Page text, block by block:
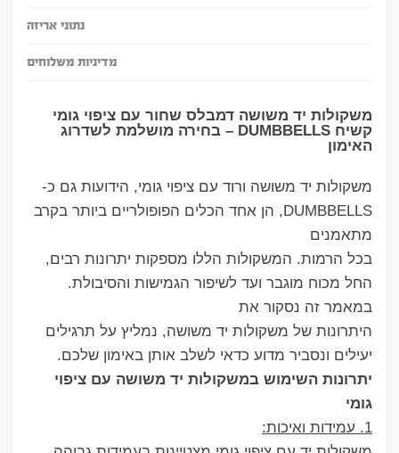
נתוני אריזה
מדיניות משלוחים
משקולות יד משושה דמבלס שחור עם ציפוי גומי
קשיח DUMBBELLS – בחירה מושלמת לשדרוג
האימון
משקולות יד משושה ורוד עם ציפוי גומי, הידועות גם כ-
DUMBBELLS, הן אחד הכלים הפופולריים ביותר בקרב
מתאמנים
בכל הרמות. המשקולות הללו מספקות יתרונות רבים,
החל מכוח מוגבר ועד לשיפור הגמישות והסיבולת.
במאמר זה נסקור את
היתרונות של משקולות יד משושה, נמליץ על תרגילים
יעילים ונסביר מדוע כדאי לשלב אותן באימון שלכם.
יתרונות השימוש במשקולות יד משושה עם ציפוי
גומי
1. עמידות ואיכות: